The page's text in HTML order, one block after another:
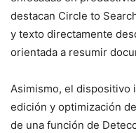
destacan Circle to
y texto directamente
orientada a resumir
Asimismo, el dispositivo
edición y optimización
de una función de